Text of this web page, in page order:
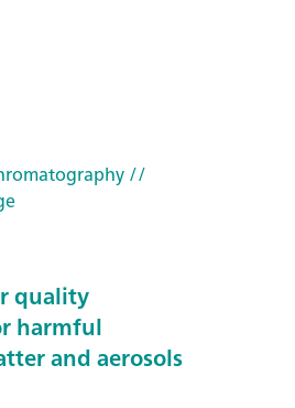
//
quality
harmful
and aerosols